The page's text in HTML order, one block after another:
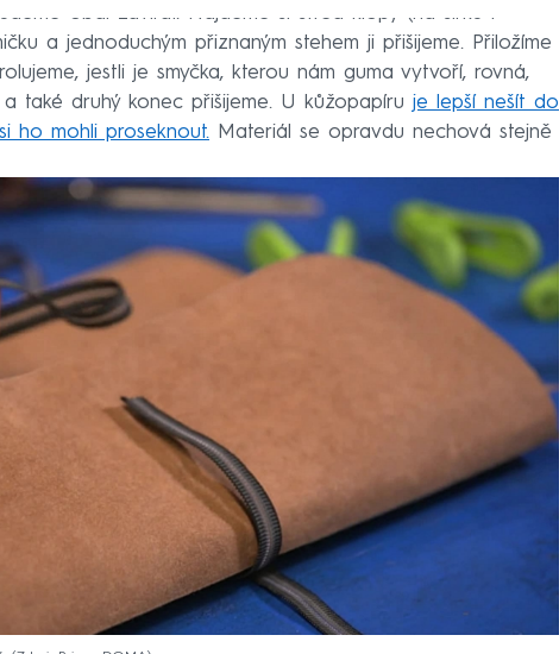
obal zavírat. Najdeme si střed klopy (na šířku i
a jednoduchým přiznaným stehem ji přišijeme. Přiložíme
jestli je smyčka, kterou nám guma vytvoří, rovná,
také druhý konec přišijeme. U kůžopapíru je lepší nešít do
ho mohli proseknout. Materiál se opravdu nechová stejně